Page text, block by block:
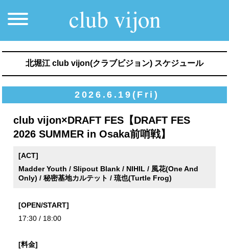
北堀江 club vijon(クラブビジョン) スケジュール
2026.6.19(Fri)
club vijon×DRAFT FES【DRAFT FES
2026 SUMMER in Osaka前哨戦】
[ACT]
Madder Youth / Slipout Blank / NIHIL / 風花(One And
Only) / 秘密基地カルテット / 琉也(Turtle Frog)
[OPEN/START]
17:30 / 18:00
[料金]